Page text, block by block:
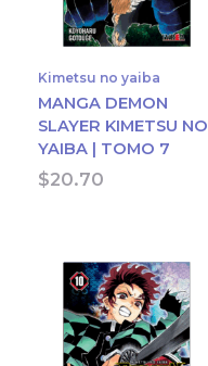
Kimetsu no yaiba
MANGA DEMON
SLAYER KIMETSU NO
YAIBA | TOMO 7
$20.70